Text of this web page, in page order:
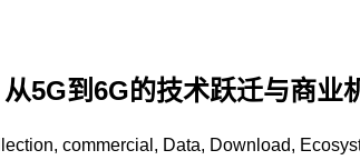
5G到6G的技术跃迁与商业
, commercial , Data, Download,